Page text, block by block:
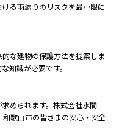
る雨漏りのリスクを最小限に
な建物の保護方法を提案しま
知識が必要です。
められます。株式会社水間
歌山市の皆さまの安心・安全